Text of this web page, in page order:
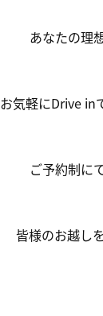
あなたの理
お気軽にDrive in
ご予約制に
皆様のお越し